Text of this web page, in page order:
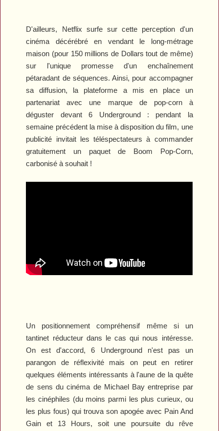
D'ailleurs, Netflix surfe sur cette perception d'un
cinéma décérébré en vendant le long-métrage
maison (pour 150 millions de Dollars tout de même)
sur l'unique promesse d'un enchaînement
pétaradant de séquences. Ainsi, pour accompagner
sa diffusion, la plateforme a mis en place un
partenariat avec une marque de pop-corn à
déguster devant6 Underground: pendant la
semaine précédent la mise à disposition du film, une
publicité invitait les téléspectateurs à commander
gratuitement un paquet de Boom Pop-Corn,
carbonisé à souhait !
Un positionnement compréhensif même si un
tantinet réducteur dans le cas qui nous intéresse.
On est d'accord,6 Underground n'est pas un
parangon de réflexivité mais on peut en retirer
quelques éléments intéressants à l'aune de la quête
de sens du cinéma de Michael Bay entreprise par
les cinéphiles (du moins parmi les plus curieux, ou
les plus fous) qui trouva son apogée avec Pain And
Gain et 13 Hours, soit une poursuite du rêve